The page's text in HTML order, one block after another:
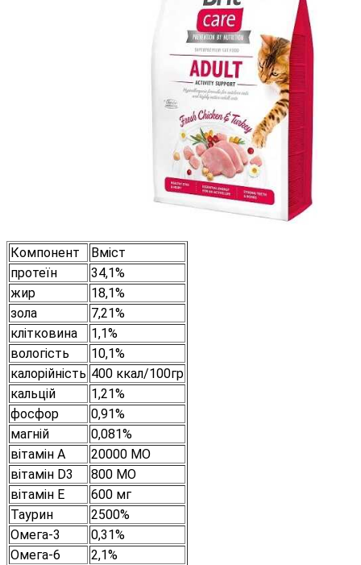
Компонент
Вміст
протеїн
34,1%
жир
18,1%
зола
7,21%
клітковина
1,1%
вологість
10,1%
калорійність 400 ккал/100гр
кальцій
1,21%
фосфор
0,91%
магній
0,081%
вітамін А
20000 МО
вітамін D3
800 МО
вітамін E
600 мг
Таурин
2500%
Омега-3
0,31%
Омега-6
2,1%